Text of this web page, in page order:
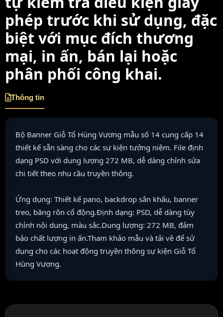
phép trước khi sử dụng, đặc
biệt với mục đích thương
mại, in ấn, bán lại hoặc
phân phối công khai.
Thông tin
Bộ Banner Giỗ Tổ Hùng Vương mẫu số 14 cung cấp 14
thiết kế sẵn sàng cho các sự kiện tưởng niệm. File định
dạng PSD với dung lượng 272 MB, dễ dàng chỉnh sửa
chi tiết theo nhu cầu truyền thông.
Ứng dụng: Thiết kế pano, backdrop sân khấu, banner
treo, băng rôn cổ động.Định dạng: PSD, dễ dàng tùy
chỉnh nội dung, màu sắc.Dung lượng: 272 MB, đảm
bảo chất lượng in ấn.Tham khảo mẫu và tải về để sử
dụng cho các hoạt động truyền thông sự kiện Giỗ Tổ
Hùng Vương.